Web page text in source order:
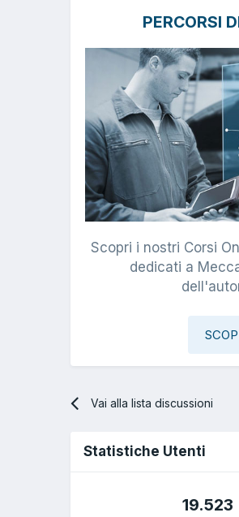
PERCORSI
Scopri i nostri Corsi
dedicati a
Vai alla lista discussioni
Statistiche Utenti
19.523